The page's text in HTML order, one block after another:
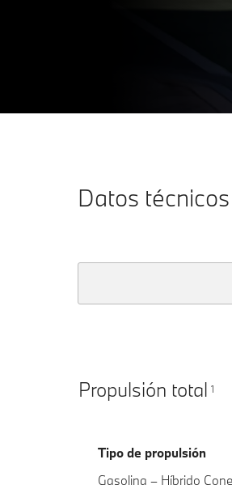
Datos
Propulsión total 1
Tipo de propulsión
Gasolina – Híbrido